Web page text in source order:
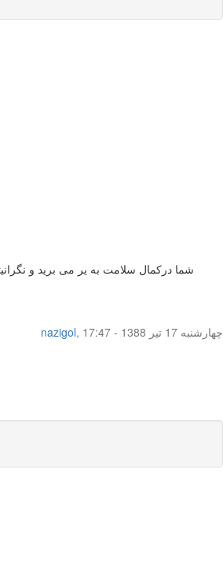
شما درکمال سلامت به یر می برید و
nazigol,
چهار‌شنبه 17 تیر 1388 - 17:47